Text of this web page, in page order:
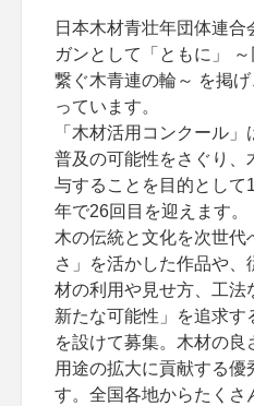
日本木材青壮年団体連
ガンとして「ともに」
繋ぐ木青連の輪～ を掲
っています。
「木材活用コンクール」
普及の可能性をさぐり、
与することを目的として
年で26回目を迎えます。
木の伝統と文化を次世代
さ」を活かした作品や、
材の利用や見せ方、工法
新たな可能性」を追求す
を設けて募集。木材の良
用途の拡大に貢献する優
す。全国各地からたくさ